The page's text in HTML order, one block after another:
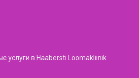
услуги в Haabersti Loomakliinik